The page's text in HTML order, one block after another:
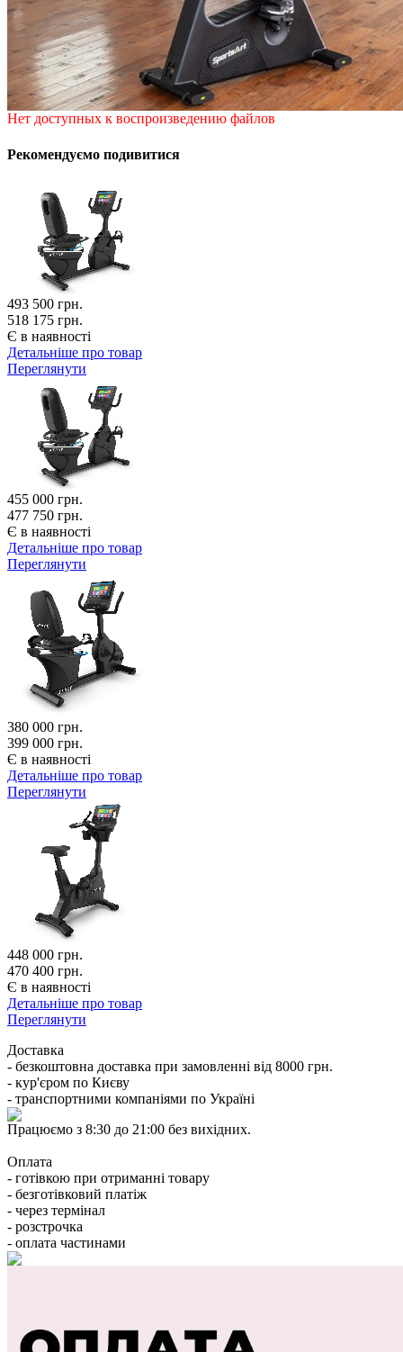
Нет доступных к воспроизведению файлов
Рекомендуємо подивитися
493 500 грн.
518 175 грн.
Є в наявності
Детальніше про товар
Переглянути
455 000 грн.
477 750 грн.
Є в наявності
Детальніше про товар
Переглянути
380 000 грн.
399 000 грн.
Є в наявності
Детальніше про товар
Переглянути
448 000 грн.
470 400 грн.
Є в наявності
Детальніше про товар
Переглянути
Доставка
- безкоштовна доставка при замовленні від 8000 грн.
- кур'єром по Києву
- транспортними компаніями по Україні
Працюємо з 8:30 до 21:00 без вихідних.
Оплата
- готівкою при отриманні товару
- безготівковий платіж
- через термінал
- розстрочка
- оплата частинами